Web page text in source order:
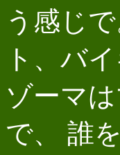
う感じ
ト、バ
ゾーマ
で、 誰